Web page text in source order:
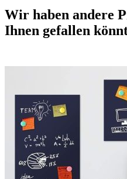
Wir haben andere
Ihnen gefallen